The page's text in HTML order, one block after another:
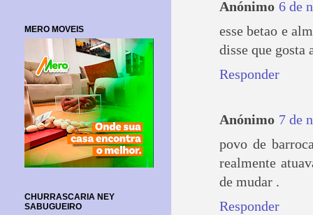
Anónimo 6 de
esse betao e
disse que gosta
Responder
Anónimo 7 de
povo de
realmente
de mudar .
Responder
MERO MOVEIS
CHURRASCARIA NEY
SABUGUEIRO